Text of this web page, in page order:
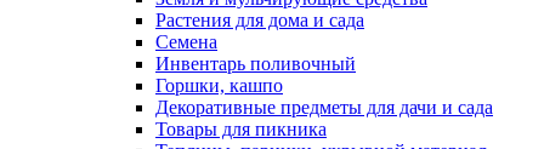
Растения для дома и сада
Семена
Инвентарь поливочный
Горшки, кашпо
Декоративные предметы для дачи и сада
Товары для пикника